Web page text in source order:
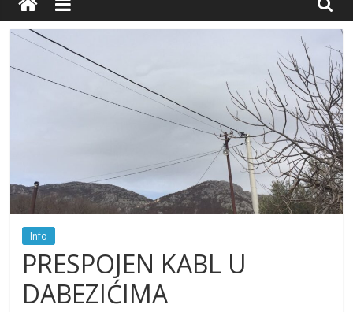
Info
PRESPOJEN KABL U
DABEZIĆIMA